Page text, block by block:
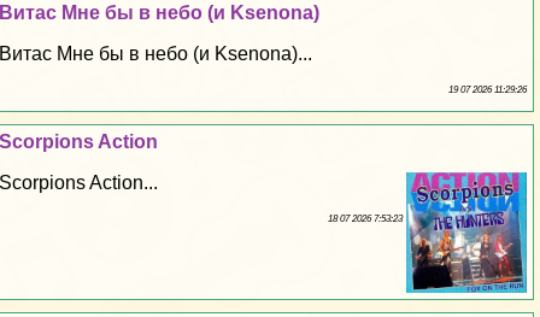
Витас Мне бы в небо (и Ksenona)
Витас Мне бы в небо (и Ksenona)...
19 07 2026 11:29:26
Scorpions Action
Scorpions Action...
18 07 2026 7:53:23